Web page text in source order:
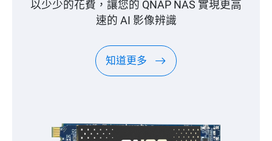
以少少的花費，讓您的 QNAP NAS 實現更高
速的 AI 影像辨識
知道更多